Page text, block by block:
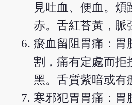
見吐血、便血。煩
赤。舌紅苔黃，脈
瘀血留阻胃痛：胃
割，痛有定處而拒
黑。舌質紫暗或有
寒邪犯胃胃痛：胃